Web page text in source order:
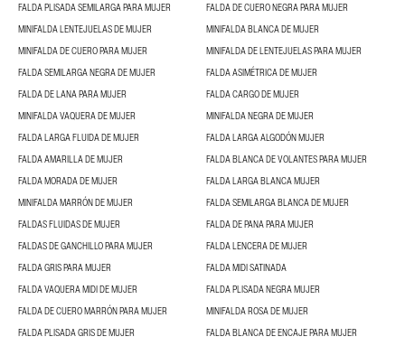
FALDA PLISADA SEMILARGA PARA MUJER
FALDA DE CUERO NEGRA PARA MUJER
MINIFALDA LENTEJUELAS DE MUJER
MINIFALDA BLANCA DE MUJER
MINIFALDA DE CUERO PARA MUJER
MINIFALDA DE LENTEJUELAS PARA MUJER
FALDA SEMILARGA NEGRA DE MUJER
FALDA ASIMÉTRICA DE MUJER
FALDA DE LANA PARA MUJER
FALDA CARGO DE MUJER
MINIFALDA VAQUERA DE MUJER
MINIFALDA NEGRA DE MUJER
FALDA LARGA FLUIDA DE MUJER
FALDA LARGA ALGODÓN MUJER
FALDA AMARILLA DE MUJER
FALDA BLANCA DE VOLANTES PARA MUJER
FALDA MORADA DE MUJER
FALDA LARGA BLANCA MUJER
MINIFALDA MARRÓN DE MUJER
FALDA SEMILARGA BLANCA DE MUJER
FALDAS FLUIDAS DE MUJER
FALDA DE PANA PARA MUJER
FALDAS DE GANCHILLO PARA MUJER
FALDA LENCERA DE MUJER
FALDA GRIS PARA MUJER
FALDA MIDI SATINADA
FALDA VAQUERA MIDI DE MUJER
FALDA PLISADA NEGRA MUJER
FALDA DE CUERO MARRÓN PARA MUJER
MINIFALDA ROSA DE MUJER
FALDA PLISADA GRIS DE MUJER
FALDA BLANCA DE ENCAJE PARA MUJER